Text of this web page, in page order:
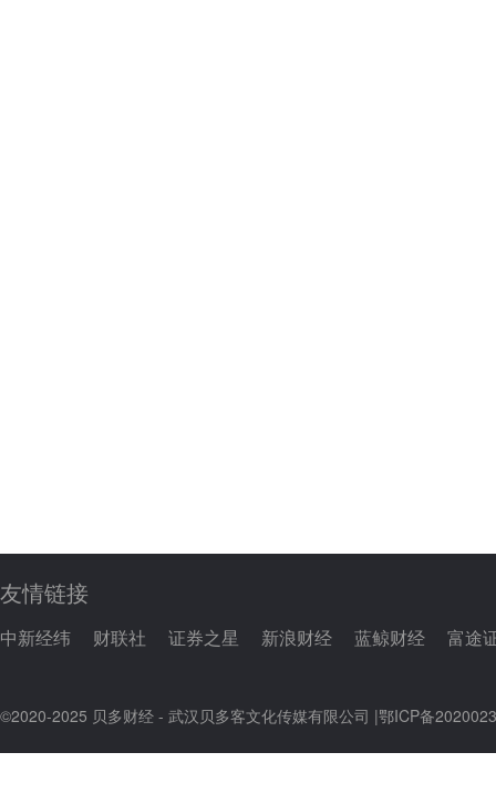
友情链接
中新经纬 财联社 证券之星 新浪财经 蓝鲸财经 富途
©2020-2025 贝多财经 - 武汉贝多客文化传媒有限公司 |鄂ICP备